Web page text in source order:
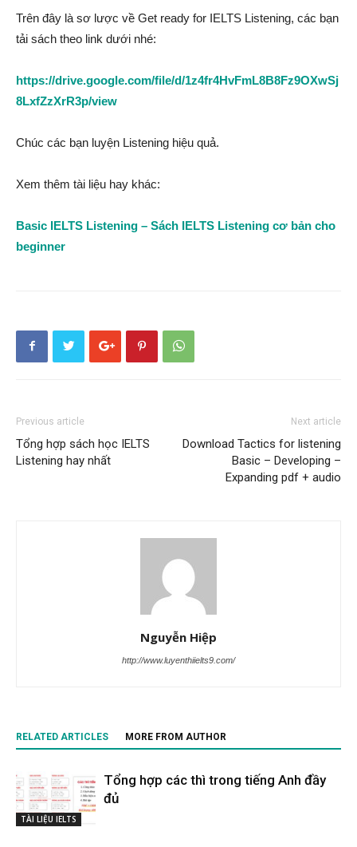
Trên đây là sơ lược về Get ready for IELTS Listening, các bạn
tải sách theo link dưới nhé:
https://drive.google.com/file/d/1z4fr4HvFmL8B8Fz9OXwSj
8LxfZzXrR3p/view
Chúc các bạn luyện Listening hiệu quả.
Xem thêm tài liệu hay khác:
Basic IELTS Listening – Sách IELTS Listening cơ bản cho
beginner
Previous article
Tổng hợp sách học IELTS
Listening hay nhất
Next article
Download Tactics for listening
Basic – Developing –
Expanding pdf + audio
Nguyễn Hiệp
http://www.luyenthiielts9.com/
RELATED ARTICLES MORE FROM AUTHOR
TÀI LIỆU IELTS
Tổng hợp các thì trong tiếng Anh đầy
đủ